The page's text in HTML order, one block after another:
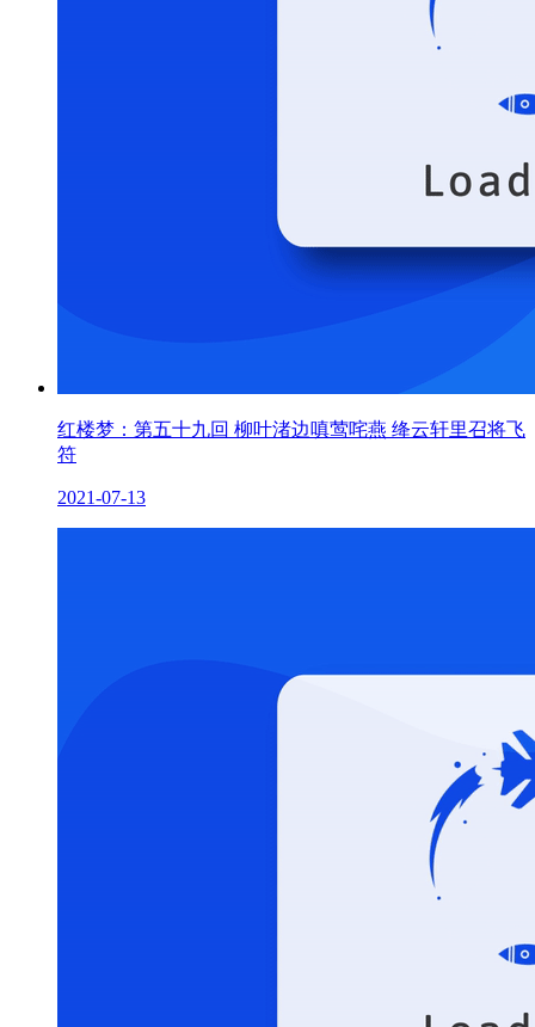
红楼梦：第五十九回 柳叶渚边嗔莺咤燕 绛云轩里召将飞
符
2021-07-13